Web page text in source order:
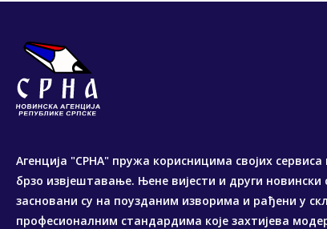
Агенција "СРНА" пружа корисницима својих сервиса
брзо извјештавање. Њене вијести и други новински
засновани су на поузданим изворима и рађени у
професионалним стандардима које захтијева